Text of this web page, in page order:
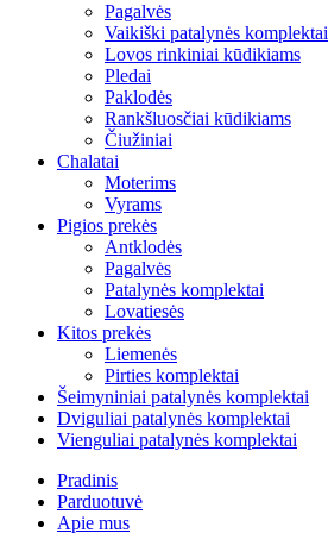
Pagalvės
Vaikiški patalynės komplektai
Lovos rinkiniai kūdikiams
Pledai
Paklodės
Rankšluosčiai kūdikiams
Čiužiniai
Chalatai
Moterims
Vyrams
Pigios prekės
Antklodės
Pagalvės
Patalynės komplektai
Lovatiesės
Kitos prekės
Liemenės
Pirties komplektai
Šeimyniniai patalynės komplektai
Dviguliai patalynės komplektai
Vienguliai patalynės komplektai
Pradinis
Parduotuvė
Apie mus